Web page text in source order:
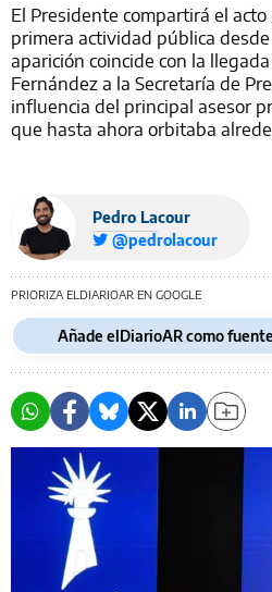
El Presidente compartirá el
primera actividad pública
aparición coincide con la
Fernández a la Secretaría de
influencia del principal asesor
que hasta ahora orbitaba
Pedro Lacour
@pedrolacour
PRIORIZA ELDIARIOAR EN GOOGLE
Añade elDiarioAR como